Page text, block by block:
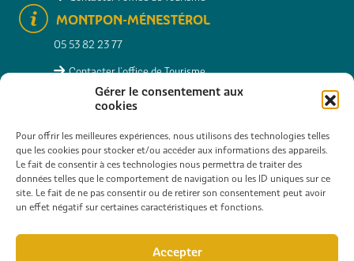
Gérer le consentement aux
cookies
Pour offrir les meilleures expériences, nous utilisons des technologies telles
que les cookies pour stocker et/ou accéder aux informations des appareils.
Le fait de consentir à ces technologies nous permettra de traiter des
données telles que le comportement de navigation ou les ID uniques sur ce
site. Le fait de ne pas consentir ou de retirer son consentement peut avoir
un effet négatif sur certaines caractéristiques et fonctions.
Accepter
MONTPON-MÉNESTÉROL
05 53 82 23 77
Contacter l'office de Tourisme
RECHERCHER INFOS PRATIQUES CONTACT
CARTE INTERACTIVE GALERIE PHOTOS
CONSULTER NOS BROCHURES ESPACE PRO